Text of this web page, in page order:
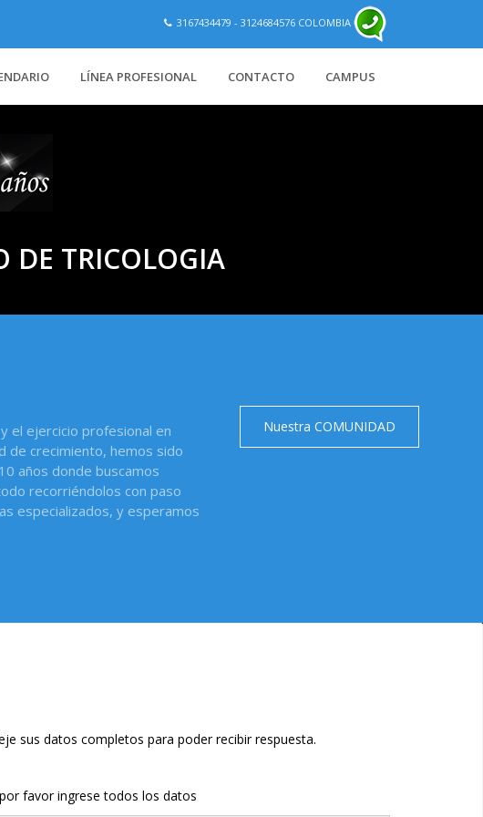
3167434479 - 3124684576 COLOMBIA
LÍNEA PROFESIONAL CONTACTO CAMPUS
DE TRICOLOGIA
el ejercicio profesional en
de crecimiento, hemos sido
años donde buscamos
recorriéndolos con paso
especializados, y esperamos
Nuestra COMUNIDAD
sus datos completos para poder recibir respuesta.
favor ingrese todos los datos